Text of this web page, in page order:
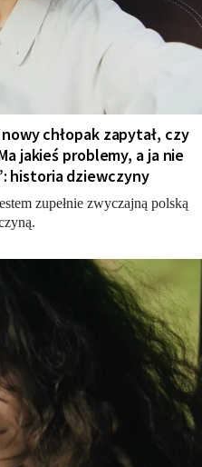
chłopak zapytał, czy
jakieś problemy, a ja nie
historia dziewczyny
zupełnie zwyczajną polską